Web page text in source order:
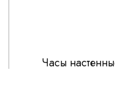
Часы